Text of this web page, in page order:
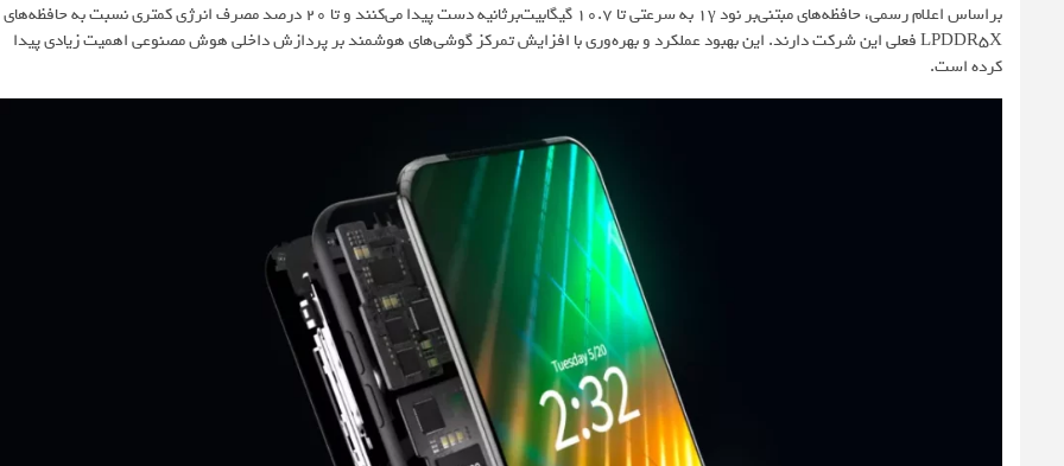
براساس اعلام رسمی، حافظه‌های مبتنی‌بر نود 1γ به سرعتی تا 10.7 گیگابیت‌برثانیه دست پیدا می‌کنند و تا 20 درصد مصرف انرژی کمتری نسبت به حافظه‌های
LPDDR5X فعلی این شرکت دارند. این بهبود عملکرد و بهره‌وری با افزایش تمرکز گوشی‌های هوشمند بر پردازش داخلی هوش مصنوعی اهمیت زیادی پیدا
کرده است.